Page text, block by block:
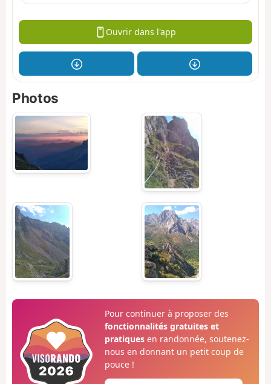
Ouvrir dans l'app
Photos
Pour continuer à proposer des
fonctionnalités gratuites et
pratiquesen randonnée, soutenez-
nous en donnant un petit coup de
pouce !